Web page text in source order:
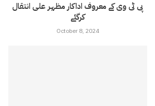
پی ٹی وی کے معروف اداکار مظہر علی انتقال
کرگئے
October 8, 2024